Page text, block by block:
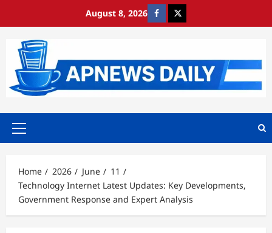
August 8, 2026 https://www.facebook.com/
https://x.com/
Primary
Home 2026 June
11
Technology Internet Latest Updates: Key Developments,
Government Response and Expert Analysis